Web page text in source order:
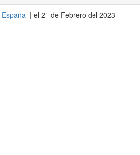
España | el 21 de Febrero del 2023